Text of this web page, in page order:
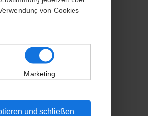
von Cookies
Marketing
und schließen